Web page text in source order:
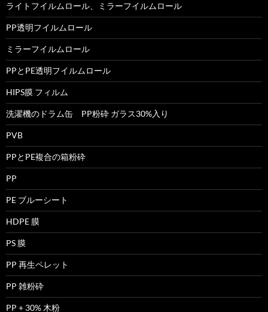
ライトフイルムロール、ミラーフイルムロール
PP透明フイルムロール
ミラーフイルムロール
PPとPE透明フイルムロール
HIPS膜 フィルム
洗濯機のドラム缶 PP粉砕 ガラス30%入り
PVB
PPとPE複合の箱粉砕
PP
PE ブルーシート
HDPE 膜
PS 膜
PP 再生ペレット
PP 雑粉砕
PP + 30% 木粉